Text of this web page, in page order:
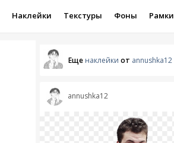
Наклейки Текстуры Фоны Рамки
Еще наклейки от annushka12
annushka12